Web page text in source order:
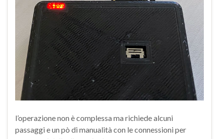
l’operazione non è complessa ma richiede alcuni
passaggi e un pò di manualità con le connessioni per